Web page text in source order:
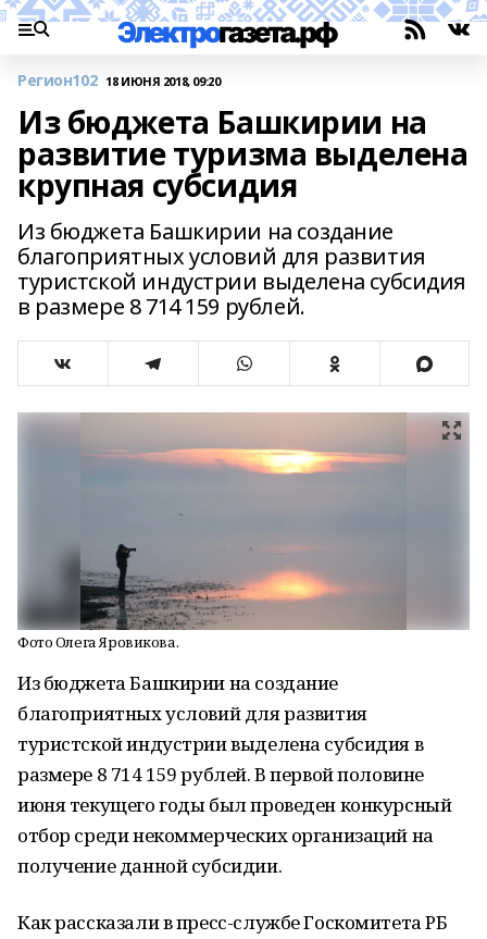
Регион102 18 ИЮНЯ 2018, 09:20
Из бюджета Башкирии на
развитие туризма выделена
крупная субсидия
Из бюджета Башкирии на создание
благоприятных условий для развития
туристской индустрии выделена субсидия
в размере 8 714 159 рублей.
Фото Олега Яровикова.
Из бюджета Башкирии на создание
благоприятных условий для развития
туристской индустрии выделена субсидия в
размере 8 714 159 рублей. В первой половине
июня текущего годы был проведен конкурсный
отбор среди некоммерческих организаций на
получение данной субсидии.
Как рассказали в пресс-службе Госкомитета РБ